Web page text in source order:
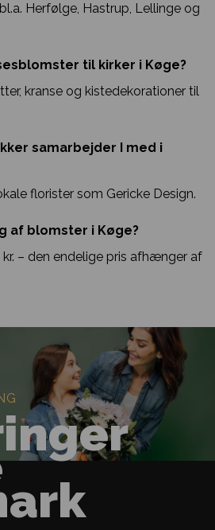
Herfølge, Hastrup, Lellinge og
til kirker i Køge?
kranse og kistedekorationer til
samarbejder I med i
florister som Gericke Design.
af blomster i Køge?
– den endelige pris afhænger af